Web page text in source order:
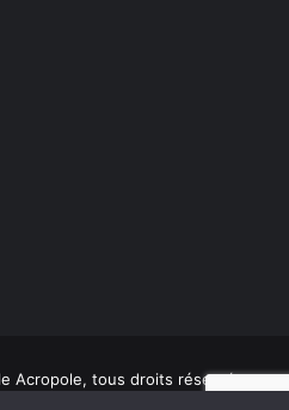
Acropole, tous droits réservés